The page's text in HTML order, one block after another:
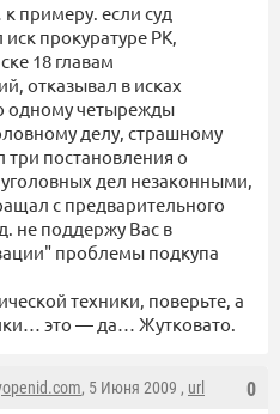
примеру. если суд
прокуратуре РК,
18 главам
отказывал в исках
одному четырежды
делу, страшному
три постановления о
дел незаконными,
с предварительного
не поддержу Вас в
проблемы подкупа
техники, поверьте, а
это — да… Жутковато.
0
, 5 Июня 2009 , url